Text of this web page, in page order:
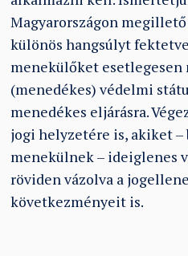
Magyarországon
különös hangsúlyt
menekülőket
(menedékes) védelmi
menedékes eljárásra.
jogi helyzetére is, akiket –
menekülnek – ideiglenes
röviden vázolva a
következményeit is.